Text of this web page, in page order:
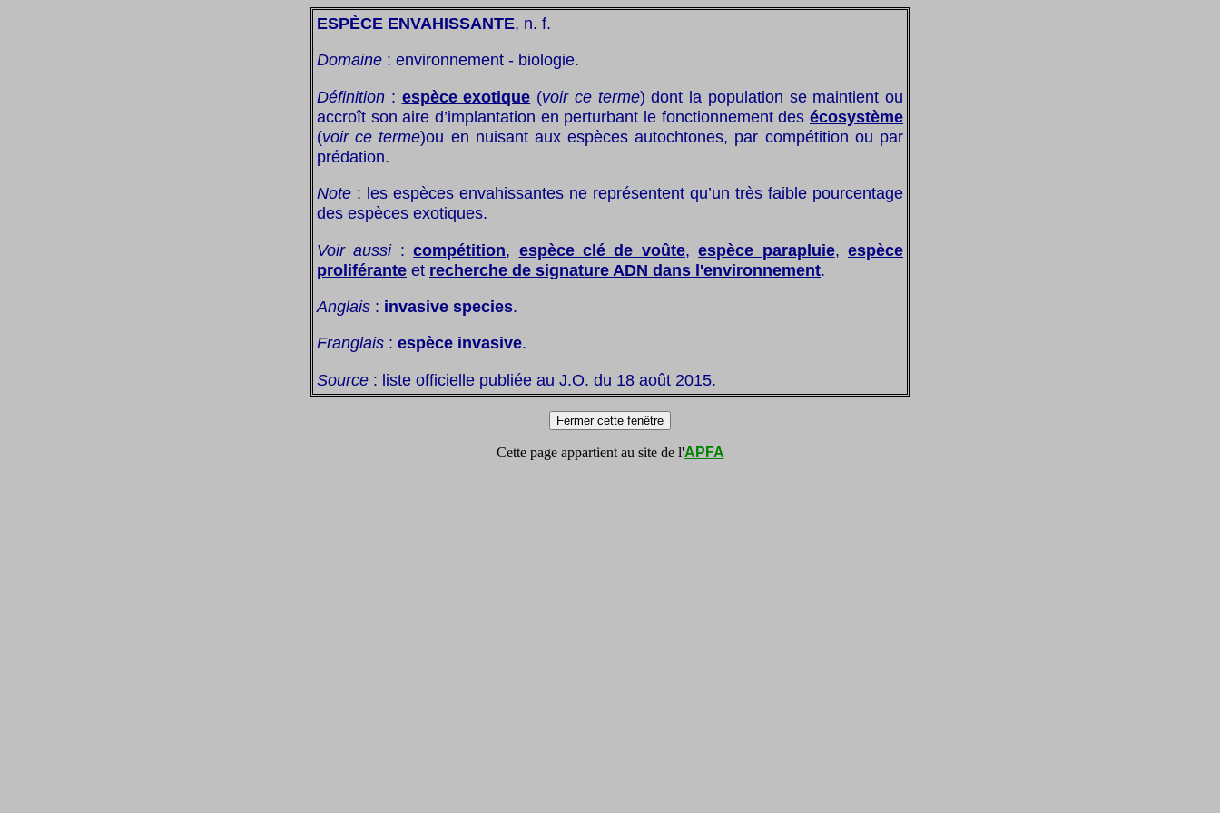
ESPÈCE ENVAHISSANTE, n. f.
Domaine : environnement - biologie.
Définition : espèce exotique (voir ce terme) dont la population se maintient ou
accroît son aire d’implantation en perturbant le fonctionnement des écosystème
(voir ce terme)ou en nuisant aux espèces autochtones, par compétition ou par
prédation.
Note : les espèces envahissantes ne représentent qu’un très faible pourcentage
des espèces exotiques.
Voir aussi:compétition, espèce clé de voûte,espèce parapluie,espèce
proliférante et recherche de signature ADN dans l'environnement.
Anglais : invasive species.
Franglais : espèce invasive.
Source : liste officielle publiée au J.O. du 18 août 2015.
Cette page appartient au site de l'APFA